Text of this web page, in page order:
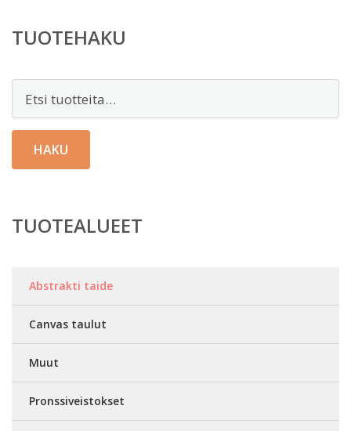
TUOTEHAKU
HAKU
TUOTEALUEET
Abstrakti taide
Canvas taulut
Muut
Pronssiveistokset